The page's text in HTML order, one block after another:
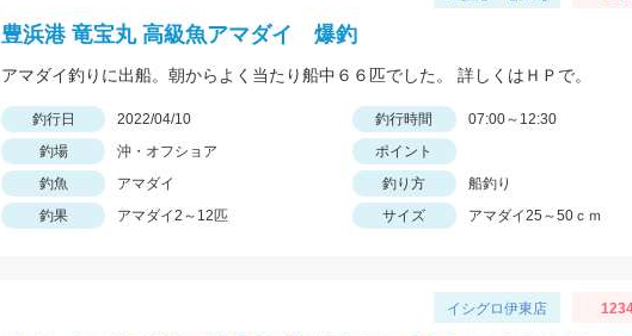
豊浜港 竜宝丸 高級魚アマダイ 爆釣
アマダイ釣りに出船。朝からよく当たり船中６６匹でした。 詳しくはＨＰで。
釣行日 2022/04/10 釣行時間
07:00～12:30
釣場
沖・オフショア
ポイント
釣魚
アマダイ 釣り方
船釣り
釣果
アマダイ2～12匹 サイズ アマダイ25～50ｃｍ
イシグロ伊東店